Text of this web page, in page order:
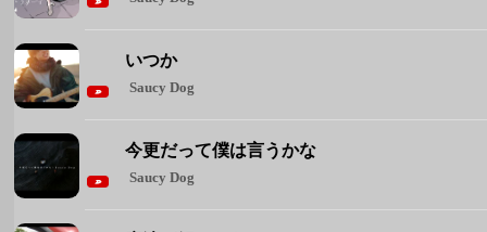
Saucy Dog
魔法が解けたら
Saucy Dog
魔法にかけられて
Saucy Dog